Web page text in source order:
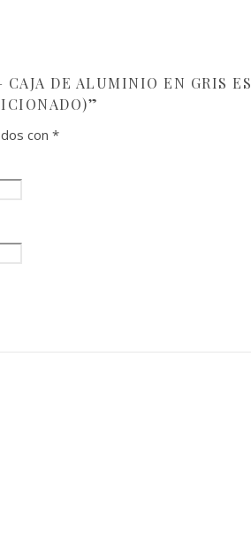
CAJA DE ALUMINIO EN GRIS
con *